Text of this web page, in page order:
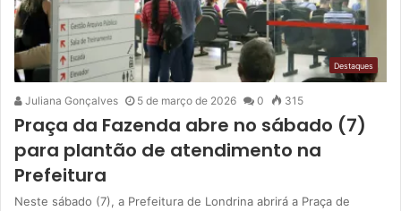
Destaques
Juliana Gonçalves 5 de março de 2026 0 315
Praça da Fazenda abre no sábado (7)
para plantão de atendimento na
Prefeitura
Neste sábado (7), a Prefeitura de Londrina abrirá a Praça de